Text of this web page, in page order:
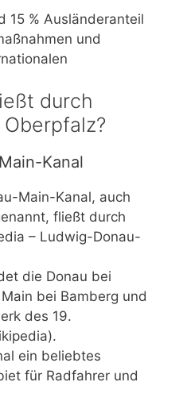
15 % Ausländeranteil
und
durch
Kanal
Main-Kanal, auch
fließt durch
– Ludwig-Donau-
die Donau bei
bei Bamberg und
des 19.
ein beliebtes
für Radfahrer und